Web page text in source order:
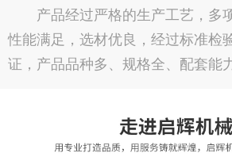
产品经过严格的生产工艺，多
性能满足，选材优良，经过标准检
证，产品品种多、规格全、配套能